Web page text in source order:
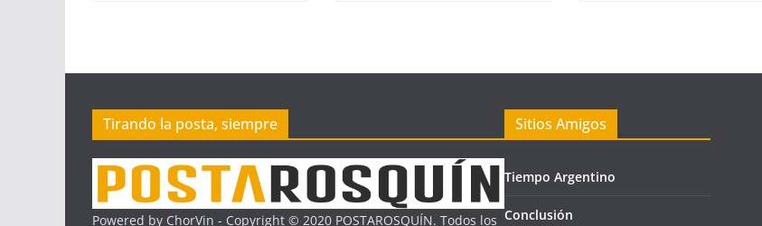
Tirando la posta, siempre
Powered by ChorVin - Copyright © 2020 POSTAROSQUÍN. Todos los
Sitios Amigos
Tiempo Argentino
Conclusión